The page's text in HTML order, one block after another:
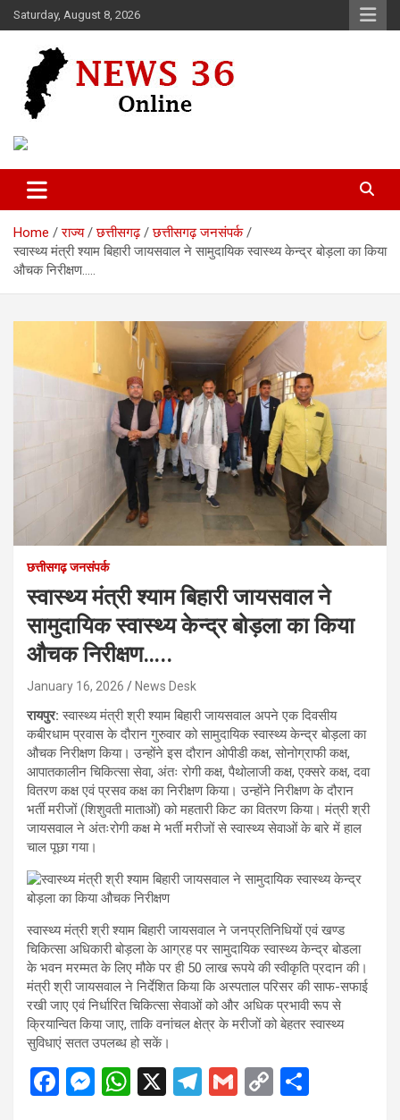
Skip
to
Saturday, August 8, 2026
News 36
Home राज्य छत्तीसगढ़
छत्तीसगढ़ जनसंपर्क
स्वास्थ्य मंत्री श्याम बिहारी जायसवाल ने सामुदायिक स्वास्थ्य केन्द्र बोड़ला का किया
औचक निरीक्षण…..
छत्तीसगढ़ जनसंपर्क
स्वास्थ्य मंत्री श्याम बिहारी जायसवाल ने
सामुदायिक स्वास्थ्य केन्द्र बोड़ला का किया
औचक निरीक्षण…..
January 16, 2026 News Desk
रायपुर:स्वास्थ्य मंत्री श्री श्याम बिहारी जायसवाल अपने एक दिवसीय
कबीरधाम प्रवास के दौरान गुरुवार को सामुदायिक स्वास्थ्य केन्द्र बोड़ला का
औचक निरीक्षण किया। उन्होंने इस दौरान ओपीडी कक्ष, सोनोग्राफी कक्ष,
आपातकालीन चिकित्सा सेवा, अंतः रोगी कक्ष, पैथोलाजी कक्ष, एक्सरे कक्ष, दवा
वितरण कक्ष एवं प्रसव कक्ष का निरीक्षण किया। उन्होंने निरीक्षण के दौरान
भर्ती मरीजों (शिशुवती माताओं) को महतारी किट का वितरण किया। मंत्री श्री
जायसवाल ने अंतःरोगी कक्ष मे भर्ती मरीजों से स्वास्थ्य सेवाओं के बारे में हाल
चाल पूछा गया।
स्वास्थ्य मंत्री श्री श्याम बिहारी जायसवाल ने जनप्रतिनिधियों एवं खण्ड
चिकित्सा अधिकारी बोड़ला के आग्रह पर सामुदायिक स्वास्थ्य केन्द्र बोडला
के भवन मरम्मत के लिए मौके पर ही 50 लाख रूपये की स्वीकृति प्रदान की।
मंत्री श्री जायसवाल ने निर्देशित किया कि अस्पताल परिसर की साफ-सफाई
रखी जाए एवं निर्धारित चिकित्सा सेवाओं को और अधिक प्रभावी रूप से
क्रियान्वित किया जाए, ताकि वनांचल क्षेत्र के मरीजों को बेहतर स्वास्थ्य
सुविधाएं सतत उपलब्ध हो सकें।
F
M W X
T
G
C